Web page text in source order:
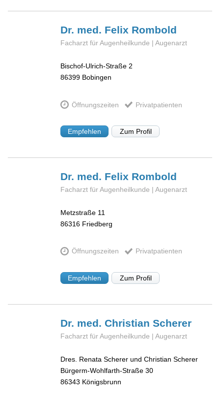
Dr. med. Felix Rombold
Facharzt für Augenheilkunde | Augenarzt
Bischof-Ulrich-Straße 2
86399 Bobingen
Öffnungszeiten Privatpatienten
Empfehlen Zum Profil
Dr. med. Felix Rombold
Facharzt für Augenheilkunde | Augenarzt
Metzstraße 11
86316 Friedberg
Öffnungszeiten Privatpatienten
Empfehlen Zum Profil
Dr. med. ChristianScherer
Facharzt für Augenheilkunde | Augenarzt
Dres. Renata Scherer und Christian Scherer
Bürgerm-Wohlfarth-Straße 30
86343 Königsbrunn